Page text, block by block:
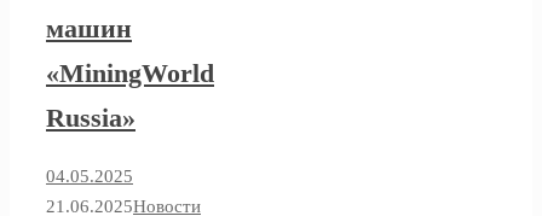
машин
«MiningWorld
Russia»
04.05.2025
21.06.2025Новости